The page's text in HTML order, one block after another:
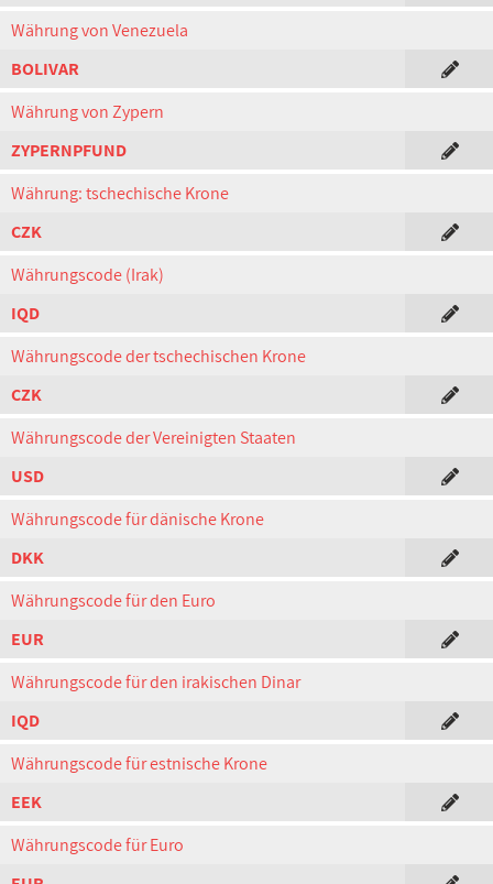
Währung von Venezuela
BOLIVAR
Währung von Zypern
ZYPERNPFUND
Währung: tschechische Krone
CZK
Währungscode (Irak)
IQD
Währungscode der tschechischen Krone
CZK
Währungscode der Vereinigten Staaten
USD
Währungscode für dänische Krone
DKK
Währungscode für den Euro
EUR
Währungscode für den irakischen Dinar
IQD
Währungscode für estnische Krone
EEK
Währungscode für Euro